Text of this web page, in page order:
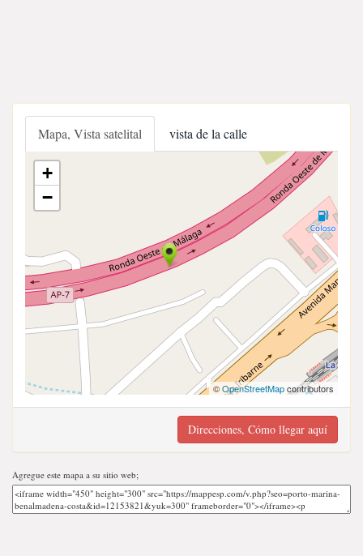
Mapa, Vista satelital vista de la calle
+
−
©OpenStreetMapcontributors
Direcciones, Cómo llegar aquí
Agregue este mapa a su sitio web;